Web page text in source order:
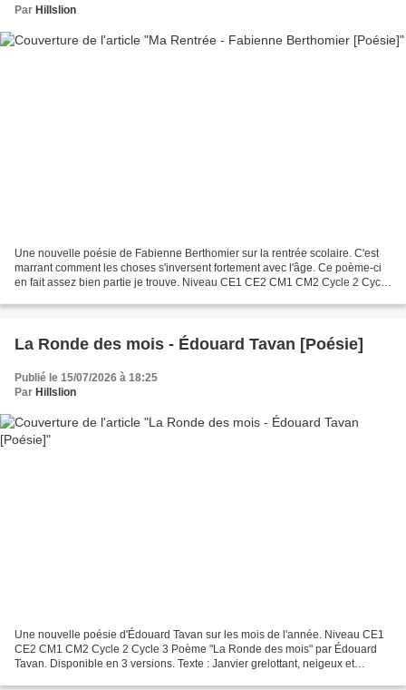
Par Hillslion
Une nouvelle poésie de Fabienne Berthomier sur la rentrée scolaire. C'est
marrant comment les choses s'inversent fortement avec l'âge. Ce poème-ci
en fait assez bien partie je trouve. Niveau CE1 CE2 CM1 CM2 Cycle 2 Cycle
La Ronde des mois - Édouard Tavan [Poésie]
Publié le 15/07/2026 à 18:25
Par Hillslion
Une nouvelle poésie d'Édouard Tavan sur les mois de l'année. Niveau CE1
CE2 CM1 CM2 Cycle 2 Cycle 3 Poème "La Ronde des mois" par Édouard
Tavan. Disponible en 3 versions. Texte : Janvier grelottant, neigeux et